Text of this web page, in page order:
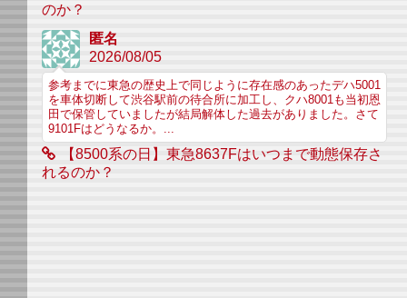
のか？
匿名
2026/08/05
参考までに東急の歴史上で同じように存在感のあったデハ5001
を車体切断して渋谷駅前の待合所に加工し、クハ8001も当初恩
田で保管していましたが結局解体した過去がありました。さて
9101Fはどうなるか。...
【8500系の日】東急8637Fはいつまで動態保存さ
れるのか？